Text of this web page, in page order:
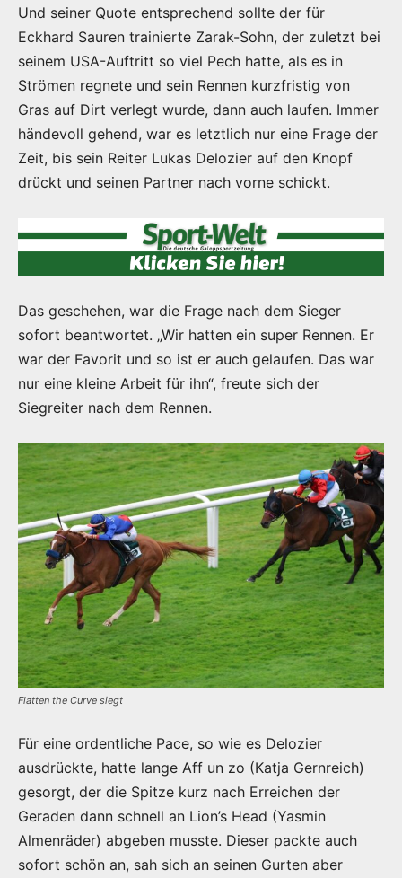
Und seiner Quote entsprechend sollte der für
Eckhard Sauren trainierte Zarak-Sohn, der zuletzt bei
seinem USA-Auftritt so viel Pech hatte, als es in
Strömen regnete und sein Rennen kurzfristig von
Gras auf Dirt verlegt wurde, dann auch laufen. Immer
händevoll gehend, war es letztlich nur eine Frage der
Zeit, bis sein Reiter Lukas Delozier auf den Knopf
drückt und seinen Partner nach vorne schickt.
Das geschehen, war die Frage nach dem Sieger
sofort beantwortet. „Wir hatten ein super Rennen. Er
war der Favorit und so ist er auch gelaufen. Das war
nur eine kleine Arbeit für ihn“, freute sich der
Siegreiter nach dem Rennen.
Flatten the Curve siegt
Für eine ordentliche Pace, so wie es Delozier
ausdrückte, hatte lange Aff un zo (Katja Gernreich)
gesorgt, der die Spitze kurz nach Erreichen der
Geraden dann schnell an Lion’s Head (Yasmin
Almenräder) abgeben musste. Dieser packte auch
sofort schön an, sah sich an seinen Gurten aber